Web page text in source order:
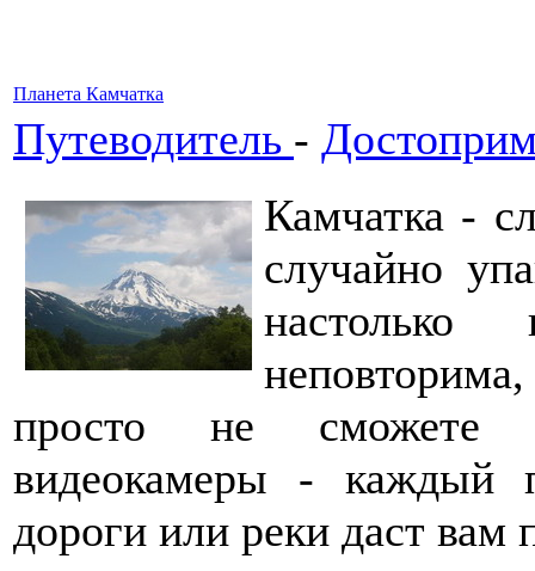
Планета Камчатка
Путеводитель -
Камчатка -
случайно
настолько
просто не сможете
видеокамеры - каждый
дороги или реки даст вам